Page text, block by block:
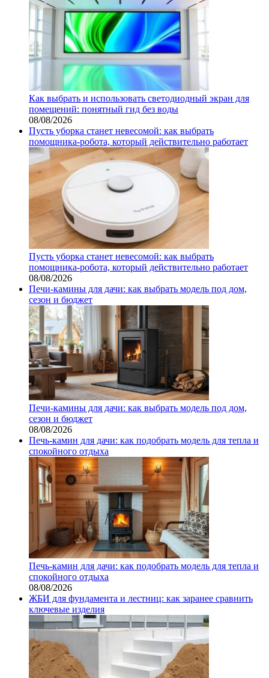
Как выбрать и использовать светодиодный экран для
помещений: понятный гид без воды
08/08/2026
Пусть уборка станет невесомой: как выбрать
помощника‑робота, который действительно работает
Пусть уборка станет невесомой: как выбрать
помощника‑робота, который действительно работает
08/08/2026
Печи-камины для дачи: как выбрать модель под дом,
сезон и бюджет
Печи-камины для дачи: как выбрать модель под дом,
сезон и бюджет
08/08/2026
Печь-камин для дачи: как подобрать модель для тепла и
спокойного отдыха
Печь-камин для дачи: как подобрать модель для тепла и
спокойного отдыха
08/08/2026
ЖБИ для фундамента и лестниц: как заранее сравнить
ключевые изделия